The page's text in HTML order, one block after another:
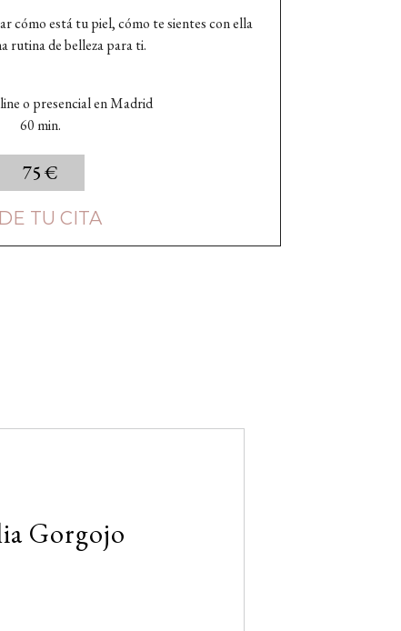
cómo está tu piel, cómo te sientes con ella
rutina de belleza para ti.
o presencial en Madrid
60 min.
75 €
TU CITA
Gorgojo